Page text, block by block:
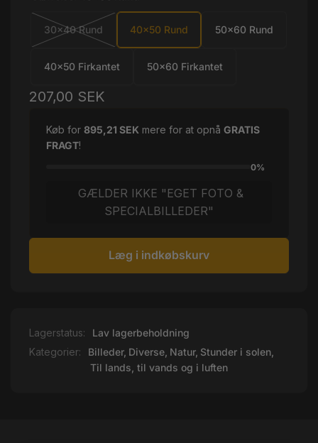
30x40 Rund 40x50 Rund 50x60 Rund
40x50 Firkantet 50x60 Firkantet
Normalpris
207,00 SEK
Køb for 895,21 SEK mere for at opnå GRATIS
FRAGT!
0%
GÆLDER IKKE "EGET FOTO &
SPECIALBILLEDER"
Læg i indkøbskurv
Lagerstatus:
Lav lagerbeholdning
Kategorier:
Billeder, Diverse, Natur, Stunder i solen,
Til lands, til vands og i luften